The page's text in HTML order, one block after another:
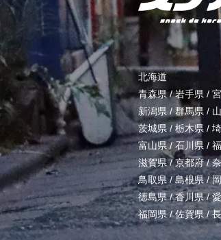
北海道
青森県/岩手県 /
新潟県 / 群馬県 /
茨城県 / 栃木県 /
富山県/ 石川県 /
滋賀県/京都府/
鳥取県/島根県/
徳島県/香川県/
福岡県/佐賀県/